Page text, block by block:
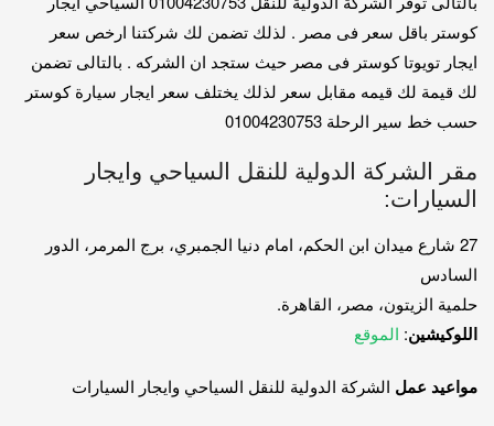
كوستر باقل سعر فى مصر . لذلك تضمن لك شركتنا ارخص سعر
ايجار تويوتا كوستر فى مصر حيث ستجد ان الشركه . بالتالى تضمن
لك قيمة لك قيمه مقابل سعر لذلك يختلف سعر ايجار سيارة كوستر
حسب خط سير الرحلة 01004230753
مقر الشركة الدولية للنقل السياحي وايجار
السيارات:
27 شارع ميدان ابن الحكم، امام دنيا الجمبري، برج المرمر، الدور
السادس
حلمية الزيتون، مصر، القاهرة.
اللوكيشين: الموقع
مواعيد عمل الشركة الدولية للنقل السياحي وايجار السيارات